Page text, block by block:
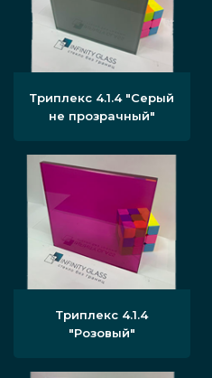
Триплекс 4.1.4 "Серый
не прозрачный"
Триплекс 4.1.4
"Розовый"